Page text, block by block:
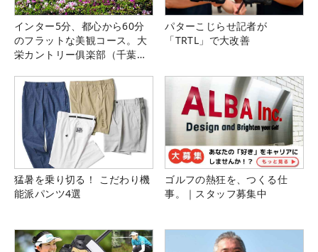
インター5分、都心から60分
のフラットな美観コース。大
栄カントリー俱楽部（千葉
パターこじらせ記者が
「TRTL」で大改善
猛暑を乗り切る！ こだわり機
能派パンツ4選
ゴルフの熱狂を、つくる仕
事。｜スタッフ募集中